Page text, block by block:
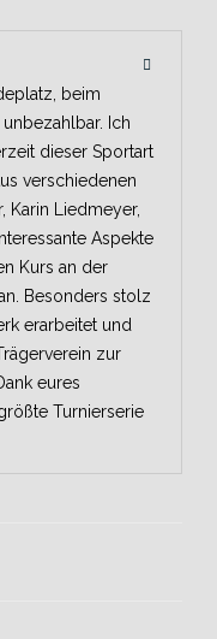
beim
Ich
dieser Sportart
verschiedenen
Karin Liedmeyer,
Aspekte
Kurs an der
Besonders stolz
erarbeitet und
zur
eures
Turnierserie